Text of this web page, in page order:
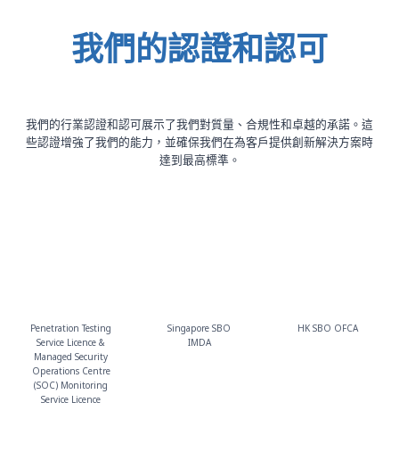
我們的認證和認可
我們的行業認證和認可展示了我們對質量、合規性和卓越的承諾。這
些認證增強了我們的能力，並確保我們在為客戶提供創新解決方案時
達到最高標準。
Penetration Testing
Service Licence &
Managed Security
Operations Centre
(SOC) Monitoring
Service Licence
Singapore SBO
IMDA
HK SBO OFCA